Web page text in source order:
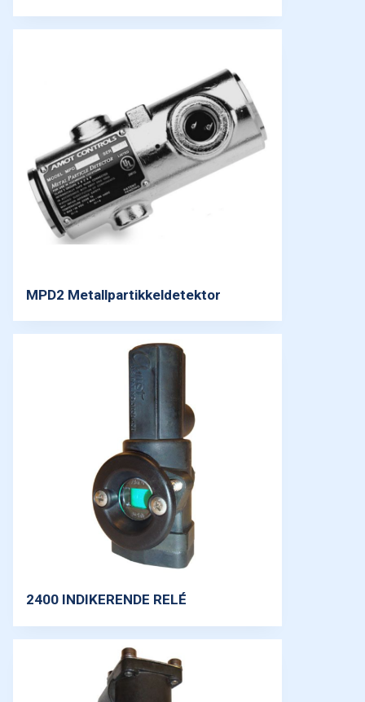
MPD2 Metallpartikkeldetektor
2400 INDIKERENDE RELÉ